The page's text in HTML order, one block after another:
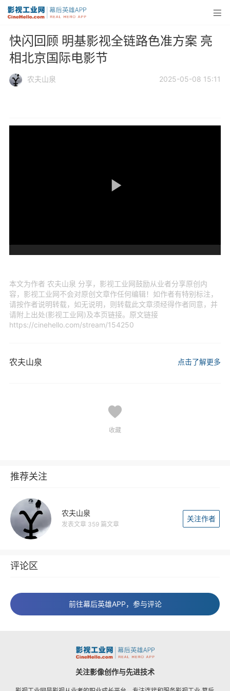
快闪回顾 明基影视全链路色准方案 亮
相北京国际电影节
农夫山泉 2025-05-08 15:11
本文为作者 农夫山泉 分享，影视工业网鼓励从业者分享原创内
容，影视工业网不会对原创文章作任何编辑！如作者有特别标注，
请按作者说明转载，如无说明，则转载此文章须经得作者同意，并
请附上出处(影视工业网)及本页链接。原文链接
https://cinehello.com/stream/154250
农夫山泉 点击了解更多
收藏
推荐关注
农夫山泉
发表文章 359 篇文章
关注作者
评论区
前往幕后英雄APP，参与评论
关注影像创作与先进技术